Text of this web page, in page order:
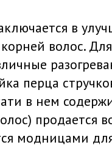
в
волос.
перца
в нем
продается
модницами